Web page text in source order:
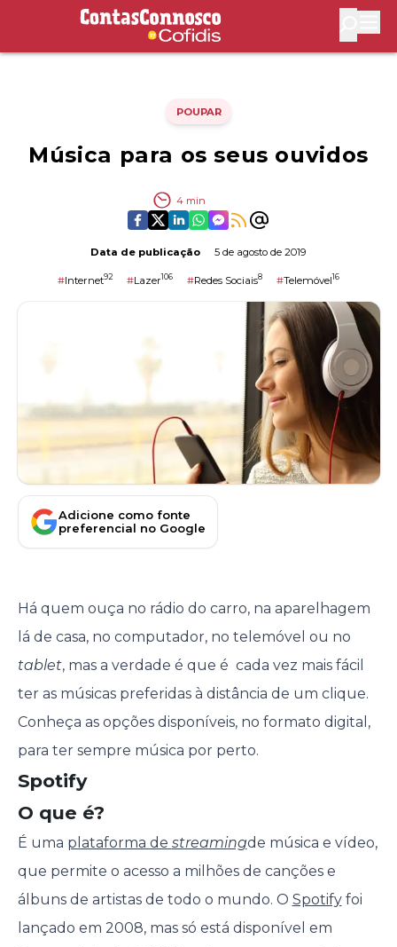
Contas Connosco by Cofidis
POUPAR
Música para os seus ouvidos
4 min
Data de publicação 5 de agosto de 2019
#Internet92 #Lazer106 #Redes Sociais8 #Telemóvel16
Adicione como fonte
preferencial no Google
Há quem ouça no rádio do carro, na aparelhagem
lá de casa, no computador, no telemóvel ou no
tablet, mas a verdade é que é cada vez mais fácil
ter as músicas preferidas à distância de um clique.
Conheça as opções disponíveis, no formato digital,
para ter sempre música por perto.
Spotify
O que é?
É uma plataforma de streamingde música e vídeo,
que permite o acesso a milhões de canções e
álbuns de artistas de todo o mundo. O Spotifyfoi
lançado em 2008, mas só está disponível em